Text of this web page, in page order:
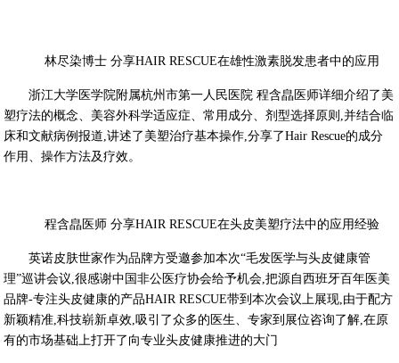
林尽染博士 分享HAIR RESCUE在雄性激素脱发患者中的应用
浙江大学医学院附属杭州市第一人民医院 程含皛医师详细介绍了美
塑疗法的概念、美容外科学适应症、常用成分、剂型选择原则,并结合临
床和文献病例报道,讲述了美塑治疗基本操作,分享了Hair Rescue的成分
作用、操作方法及疗效。
程含皛医师 分享HAIR RESCUE在头皮美塑疗法中的应用经验
英诺皮肤世家作为品牌方受邀参加本次“毛发医学与头皮健康管
理”巡讲会议,很感谢中国非公医疗协会给予机会,把源自西班牙百年医美
品牌-专注头皮健康的产品HAIR RESCUE带到本次会议上展现,由于配方
新颖精准,科技崭新卓效,吸引了众多的医生、专家到展位咨询了解,在原
有的市场基础上打开了向专业头皮健康推进的大门